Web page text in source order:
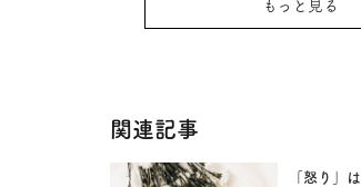
もっと見る
関連記事
「怒り」